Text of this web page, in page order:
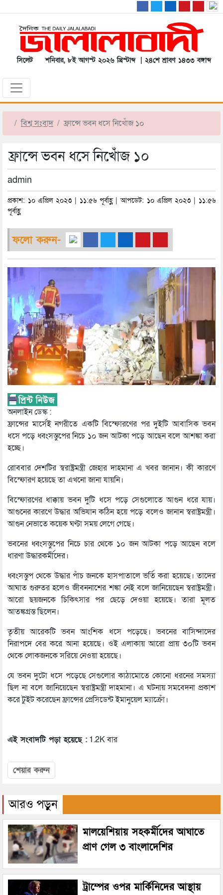
সিলেট শনিবার, ৮ই আগস্ট ২০২৬ খ্রিস্টাব্দ | ২৪শে শ্রাবণ ১৪৩৩ বঙ্গাব্দ
বিশ্ব সংবাদ ফ্রান্সে ভবন ধসে নিখোঁজ ১০
ফ্রান্সে ভবন ধসে নিখোঁজ ১০
admin
প্রকাশ: ১০ এপ্রিল ২০২৩ | ১১:৫৬ পূর্বাহ্ণ | আপডেট: ১০ এপ্রিল ২০২৩ | ১১:৫৬
পূর্বাহ্ণ
ফলো করুন-
অনলাইন ডেস্ক :
ফ্রান্সের মার্সেই নগরীতে একটি বিস্ফোরণের পর দুইটি আবাসিক ভবন
ধসে পড়ে ধ্বংসস্তুপের নিচে ১০ জন আটকা পড়ে আছেন বলে আশঙ্কা করা
হচ্ছে।
রোববার দেশটির স্বরাষ্ট্রমন্ত্রী জেহার দাহমানা এ খবর জানান। কী কারণে
বিস্ফোরণ হয়েছে তা এখনো জানা যায়নি।
বিস্ফোরণের ধাক্কায় ভবন দুটি ধসে পড়ে সেগুলোতে আগুন ধরে যায়।
আগুনের কারণে উদ্ধার অভিযান কঠিন হয়ে পড়ে বলেও জানান স্বরাষ্ট্রমন্ত্রী।
আগুন নেভাতে কয়েক ঘণ্টা সময় লেগে গেছে।
ভবনের ধ্বংসস্তুপের নিচে চার থেকে ১০ জন আটকা পড়ে আছেন বলে
ধারণা উদ্ধারকর্মীদের।
ধ্বংসস্তুপ থেকে উদ্ধার পাঁচ জনকে হাসপাতালে ভর্তি করা হয়েছে। তাদের
আঘাত গুরুতর হলেও জীবননাশের শঙ্কা নেই বলে জানিয়েছেন স্বরাষ্ট্রমন্ত্রী।
আরো ছয়জনকে চিকিৎসার পর ছেড়ে দেওয়া হয়েছে। তারা মূলত
আতঙ্কগ্রস্ত ছিলেন।
তৃতীয় আরেকটি ভবন আংশিক ধসে পড়েছে। ভবনের বাসিন্দাদের
নিরাপদে বের করে আনা হয়েছে। ওই এলাকায় আরো প্রায় ৩০টি ভবন
থেকে লোকজনকে সরিয়ে নেওয়া হয়েছে।
যে ভবন দুটো ধসে পড়েছে সেগুলোর কাঠামোতে কোনো ধরনের সমস্যা
ছিল না বলে জানিয়েছেন স্বরাষ্ট্রমন্ত্রী দাহমানা। এ ঘটনায় সমবেদনা প্রকাশ
করে টুইট করেছেন ফ্রান্সের প্রেসিডেন্ট ইমানুয়েল ম্যাক্রোঁ।
এই সংবাদটি পড়া হয়েছে : 1.2K বার
শেয়ার করুন
আরও পড়ুন
মালয়েশিয়ায় সহকর্মীদের আঘাতে
প্রাণ গেল ৩ বাংলাদেশির
ট্রাম্পের ওপর মার্কিনিদের আস্থায়